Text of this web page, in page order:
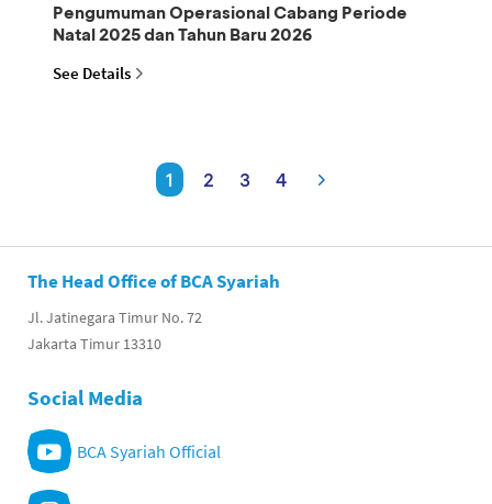
Pengumuman Operasional Cabang Periode
Natal 2025 dan Tahun Baru 2026
See Details
1 2 3 4
The Head Office of BCA Syariah
Jl. Jatinegara Timur No. 72
Jakarta Timur 13310
Social Media
BCA Syariah Official